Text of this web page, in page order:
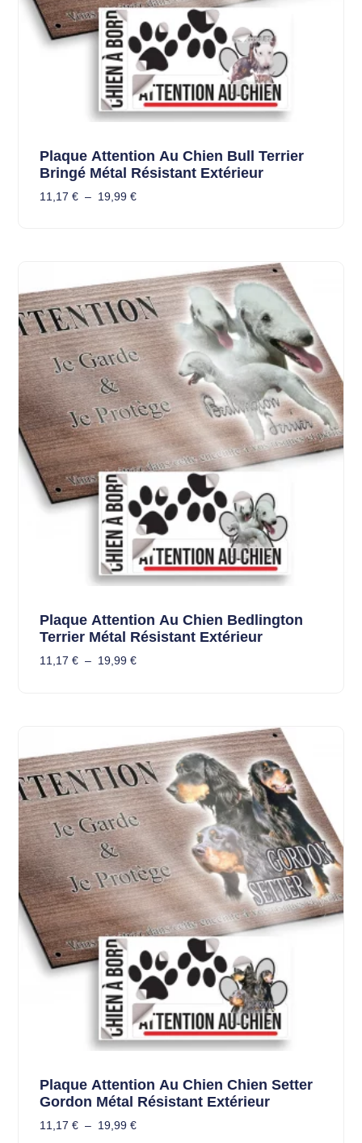
Plaque Attention Au Chien Bull Terrier
Bringé Métal Résistant Extérieur
11,17 € – 19,99 €
Plaque Attention Au Chien Bedlington
Terrier Métal Résistant Extérieur
11,17 € – 19,99 €
Plaque Attention Au Chien Chien Setter
Gordon Métal Résistant Extérieur
11,17 € – 19,99 €